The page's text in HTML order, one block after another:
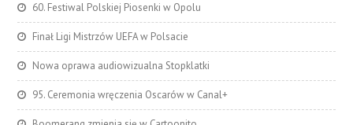
60. Festiwal Polskiej Piosenki w Opolu
Finał Ligi Mistrzów UEFA w Polsacie
Nowa oprawa audiowizualna Stopklatki
95. Ceremonia wręczenia Oscarów w Canal+